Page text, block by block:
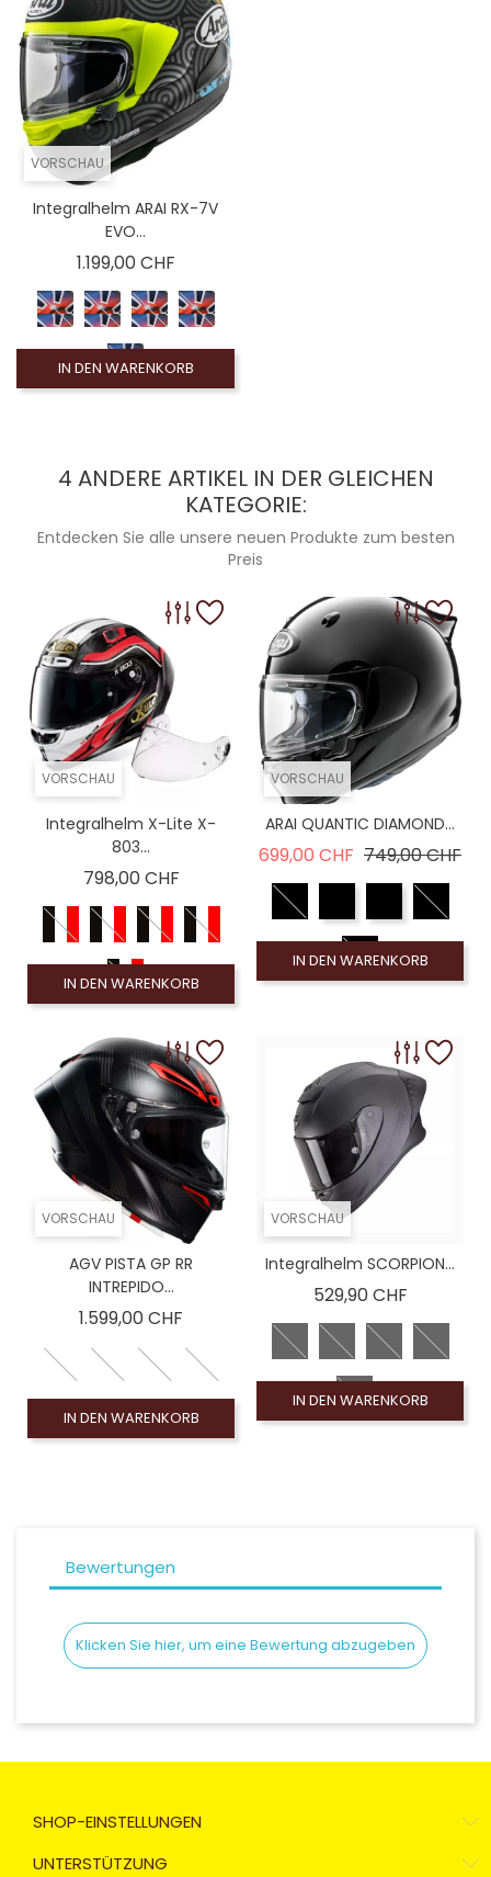
VORSCHAU
Integralhelm ARAI RX-7V
EVO...
1.199,00 CHFPreis
IN DEN WARENKORB
4 ANDERE ARTIKEL IN DER GLEICHEN
KATEGORIE:
Entdecken Sie alle unsere neuen Produkte zum besten
Preis
VORSCHAU
Integralhelm X-Lite X-
803...
798,00 CHFPreis
IN DEN WARENKORB
VORSCHAU
ARAI QUANTIC DIAMOND...
699,00 CHF Verkaufspreis
749,00 CHF
IN DEN WARENKORB
VORSCHAU
AGV PISTA GP RR
INTREPIDO...
1.599,00 CHF
IN DEN WARENKORB
VORSCHAU
Integralhelm SCORPION...
529,90 CHFPreis
IN DEN WARENKORB
Bewertungen
Klicken Sie hier, um eine Bewertung abzugeben
SHOP-EINSTELLUNGEN
UNTERSTÜTZUNG